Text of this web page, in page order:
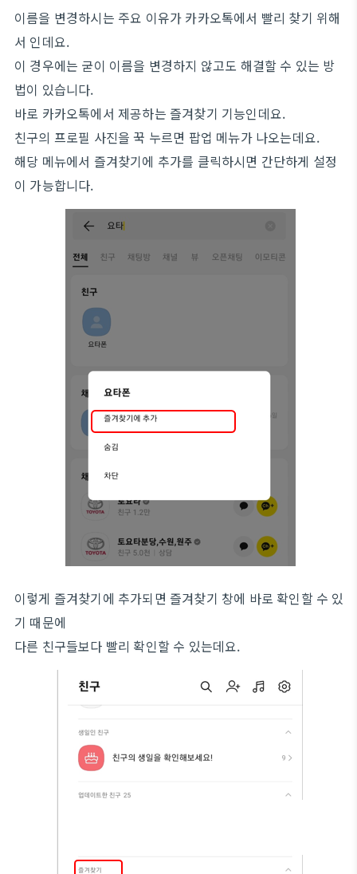
이름을 변경하시는 주요 이유가 카카오톡에서 빨리 찾기 위해
서 인데요.
이 경우에는 굳이 이름을 변경하지 않고도 해결할 수 있는 방
법이 있습니다.
바로 카카오톡에서 제공하는 즐겨찾기 기능인데요.
친구의 프로필 사진을 꾹 누르면 팝업 메뉴가 나오는데요.
해당 메뉴에서 즐겨찾기에 추가를 클릭하시면 간단하게 설정
이 가능합니다.
이렇게 즐겨찾기에 추가되면 즐겨찾기 창에 바로 확인할 수 있
기 때문에
다른 친구들보다 빨리 확인할 수 있는데요.